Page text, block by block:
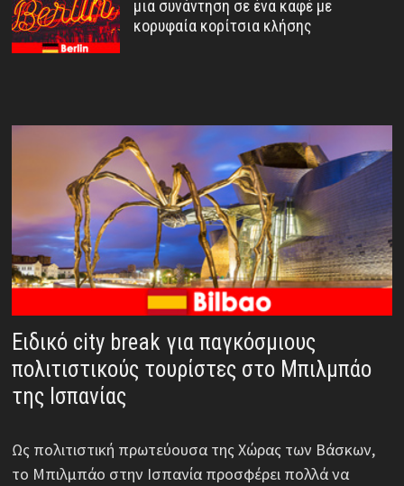
μια συνάντηση σε ένα καφέ με
κορυφαία κορίτσια κλήσης
Ειδικό city break για παγκόσμιους
πολιτιστικούς τουρίστες στο Μπιλμπάο
της Ισπανίας
Ως πολιτιστική πρωτεύουσα της Χώρας των Βάσκων,
το Μπιλμπάο στην Ισπανία προσφέρει πολλά να